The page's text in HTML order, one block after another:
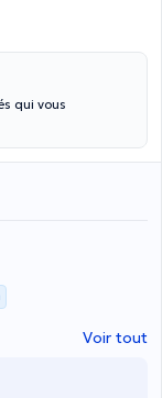
Voir tout